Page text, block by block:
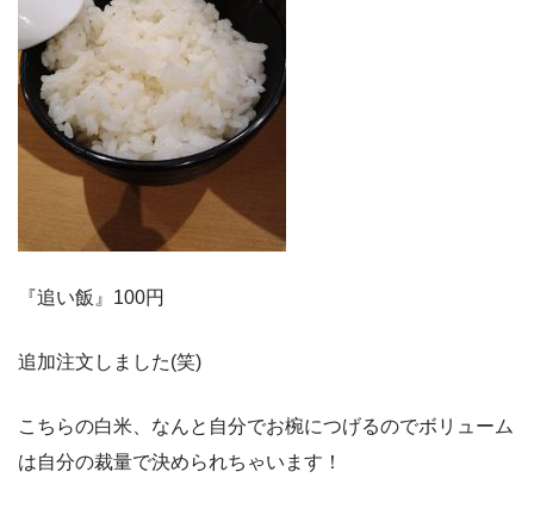
『追い飯』100円
追加注文しました(笑)
こちらの白米、なんと自分でお椀につげるのでボリューム
は自分の裁量で決められちゃいます！